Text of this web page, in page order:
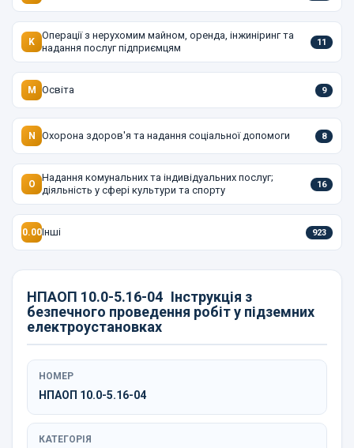
K
Операції з нерухомим майном, оренда, інжиніринг та
надання послуг підприємцям
11
M Освіта 9
N Охорона здоров'я та надання соціальної допомоги 8
O
Надання комунальних та індивідуальних послуг;
діяльність у сфері культури та спорту
16
0.00Інші 923
НПАОП 10.0-5.16-04 Інструкція з
безпечного проведення робіт у підземних
електроустановках
НОМЕР
НПАОП 10.0-5.16-04
КАТЕГОРІЯ